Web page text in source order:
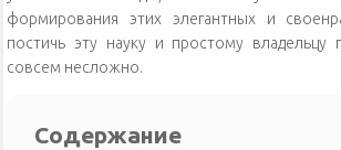
формирования этих элегантных и
постичь эту науку и простому владельцу
совсем несложно.
Содержание